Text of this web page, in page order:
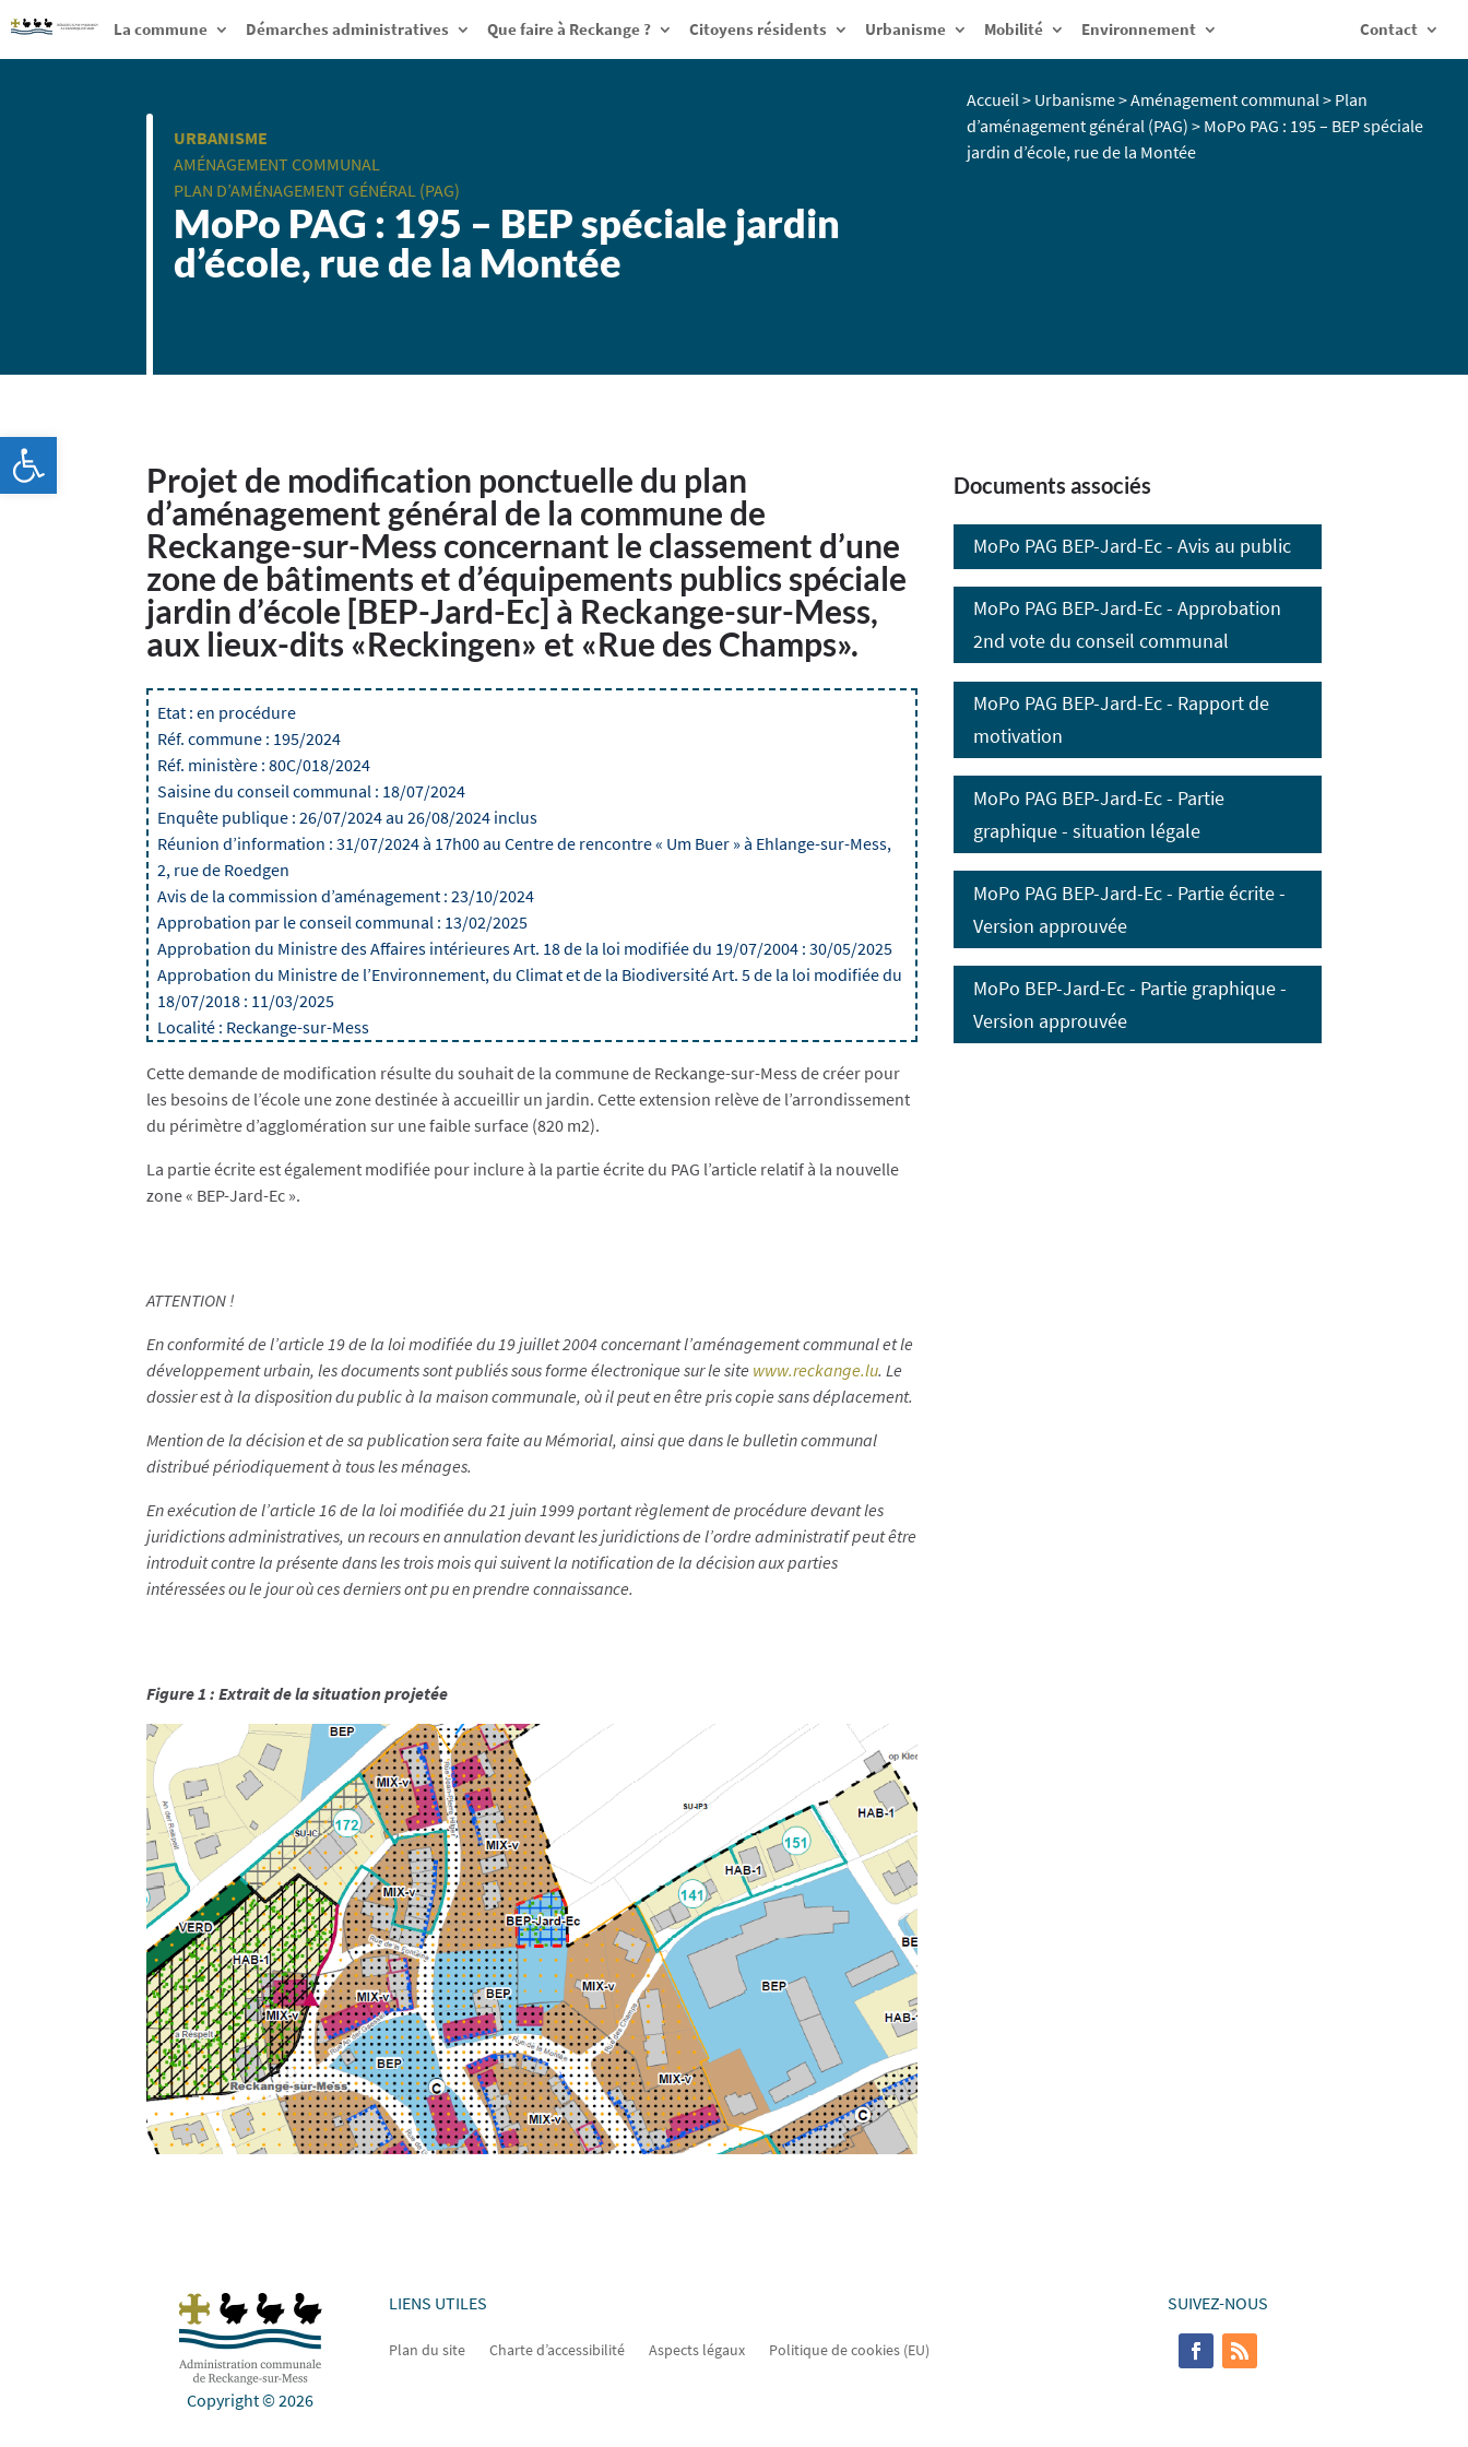
La commune Démarches administratives Que faire à Reckange ? Citoyens résidents Urbanisme Mobilité Environnement Contact
URBANISME
AMÉNAGEMENT COMMUNAL
PLAN D’AMÉNAGEMENT GÉNÉRAL (PAG)
MoPo PAG : 195 – BEP spéciale jardin
d’école, rue de la Montée
Accueil> Urbanisme>Aménagement communal> Plan
d’aménagement général (PAG) > MoPo PAG : 195 – BEP spéciale
jardin d’école, rue de la Montée
Projet de modification ponctuelle du plan
d’aménagement général de la commune de
Reckange-sur-Mess concernant le classement d’une
zone de bâtiments et d’équipements publics spéciale
jardin d’école [BEP-Jard-Ec] à Reckange-sur-Mess,
aux lieux-dits «Reckingen» et «Rue des Champs».
Etat : en procédure
Réf. commune : 195/2024
Réf. ministère : 80C/018/2024
Saisine du conseil communal : 18/07/2024
Enquête publique : 26/07/2024 au 26/08/2024 inclus
Réunion d’information : 31/07/2024 à 17h00 au Centre de rencontre « Um Buer » à Ehlange-sur-Mess,
2, rue de Roedgen
Avis de la commission d’aménagement : 23/10/2024
Approbation par le conseil communal : 13/02/2025
Approbation du Ministre des Affaires intérieures Art. 18 de la loi modifiée du 19/07/2004 : 30/05/2025
Approbation du Ministre de l’Environnement, du Climat et de la Biodiversité Art. 5 de la loi modifiée du
18/07/2018 : 11/03/2025
Localité : Reckange-sur-Mess
Cette demande de modification résulte du souhait de la commune de Reckange-sur-Mess de créer pour
les besoins de l’école une zone destinée à accueillir un jardin. Cette extension relève de l’arrondissement
du périmètre d’agglomération sur une faible surface (820 m2).
La partie écrite est également modifiée pour inclure à la partie écrite du PAG l’article relatif à la nouvelle
zone « BEP-Jard-Ec ».
ATTENTION !
En conformité de l’article 19 de la loi modifiée du 19 juillet 2004 concernant l’aménagement communal et le
développement urbain, les documents sont publiés sous forme électronique sur le site www.reckange.lu. Le
dossier est à la disposition du public à la maison communale, où il peut en être pris copie sans déplacement.
Mention de la décision et de sa publication sera faite au Mémorial, ainsi que dans le bulletin communal
distribué périodiquement à tous les ménages.
En exécution de l’article 16 de la loi modifiée du 21 juin 1999 portant règlement de procédure devant les
juridictions administratives, un recours en annulation devant les juridictions de l’ordre administratif peut être
introduit contre la présente dans les trois mois qui suivent la notification de la décision aux parties
intéressées ou le jour où ces derniers ont pu en prendre connaissance.
Figure 1 : Extrait de la situation projetée
Documents associés
MoPo PAG BEP-Jard-Ec - Avis au public
MoPo PAG BEP-Jard-Ec - Approbation
2nd vote du conseil communal
MoPo PAG BEP-Jard-Ec - Rapport de
motivation
MoPo PAG BEP-Jard-Ec - Partie
graphique - situation légale
MoPo PAG BEP-Jard-Ec - Partie écrite -
Version approuvée
MoPo BEP-Jard-Ec - Partie graphique -
Version approuvée
Copyright © 2026
LIENS UTILES
Plan du site Charte d’accessibilité Aspects légaux Politique de cookies (EU)
SUIVEZ-NOUS
Ouvrir la barre d’outils